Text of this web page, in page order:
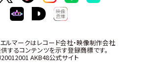
ルマークはレコード会社・映像制作会社
するコンテンツを示す登録商標です。
AKB48公式サイト